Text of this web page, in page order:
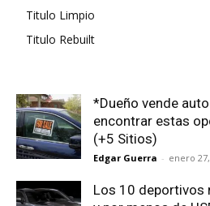
Titulo Limpio
Titulo Rebuilt
*Dueño vende
encontrar estas
(+5 Sitios)
Edgar Guerra - enero
Los 10 deportivos